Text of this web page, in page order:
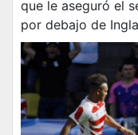
que le aseguró el
por debajo de